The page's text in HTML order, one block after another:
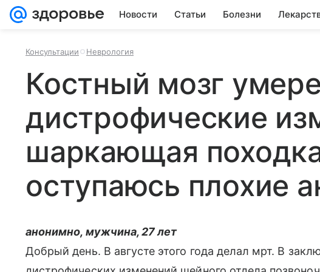
Новости Статьи Болезни
Консультации Неврология
Костный мозг
дистрофические
шаркающая
оступаюсь плохие
анонимно, мужчина, 27 лет
Добрый день. В августе этого года делал мрт. В